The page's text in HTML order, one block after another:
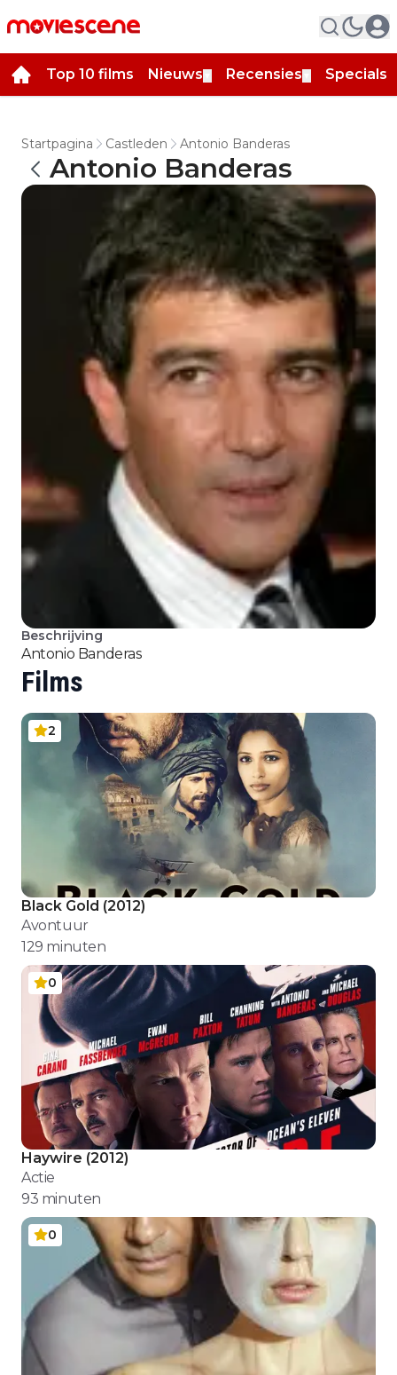
Top 10 films Nieuws Recensies Specials
Startpagina Castleden Antonio Banderas
Antonio Banderas
Beschrijving
Antonio Banderas
Films
2
Black Gold (2012)
Avontuur
129 minuten
0
Haywire (2012)
Actie
93 minuten
0